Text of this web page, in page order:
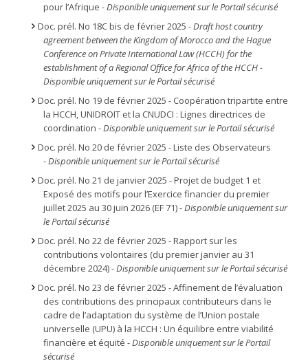
pour l’Afrique - Disponible uniquement sur le Portail sécurisé
Doc. prél. No 18C bis de février 2025 - Draft host country
agreement between the Kingdom of Morocco and the Hague
Conference on Private International Law (HCCH) for the
establishment of a Regional Office for Africa of the HCCH -
Disponible uniquement sur le Portail sécurisé
Doc. prél. No 19 de février 2025 - Coopération tripartite entre
la HCCH, UNIDROIT et la CNUDCI : Lignes directrices de
coordination -Disponible uniquement sur le Portail sécurisé
Doc. prél. No 20 de février 2025 - Liste des Observateurs
-Disponible uniquement sur le Portail sécurisé
Doc. prél. No 21 de janvier 2025 - Projet de budget 1 et
Exposé des motifs pour l’Exercice financier du premier
juillet 2025 au 30 juin 2026 (EF 71) -Disponible uniquement sur
le Portail sécurisé
Doc. prél. No 22 de février 2025 - Rapport sur les
contributions volontaires (du premier janvier au 31
décembre 2024) -Disponible uniquement sur le Portail sécurisé
Doc. prél. No 23 de février 2025 - Affinement de l’évaluation
des contributions des principaux contributeurs dans le
cadre de l’adaptation du système de l’Union postale
universelle (UPU) à la HCCH : Un équilibre entre viabilité
financière et équité -Disponible uniquement sur le Portail
sécurisé